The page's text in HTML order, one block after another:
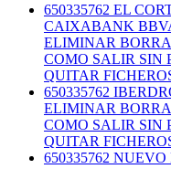
650335762 EL
CAIXABANK
ELIMINAR
COMO SALIR SIN
QUITAR
650335762
ELIMINAR
COMO SALIR SIN
QUITAR
650335762